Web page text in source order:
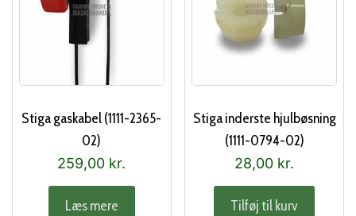
Stiga gaskabel (1111-2365-
02)
259,00 kr.
Læs mere
Stiga inderste hjulbøsning
(1111-0794-02)
28,00 kr.
Tilføj til kurv